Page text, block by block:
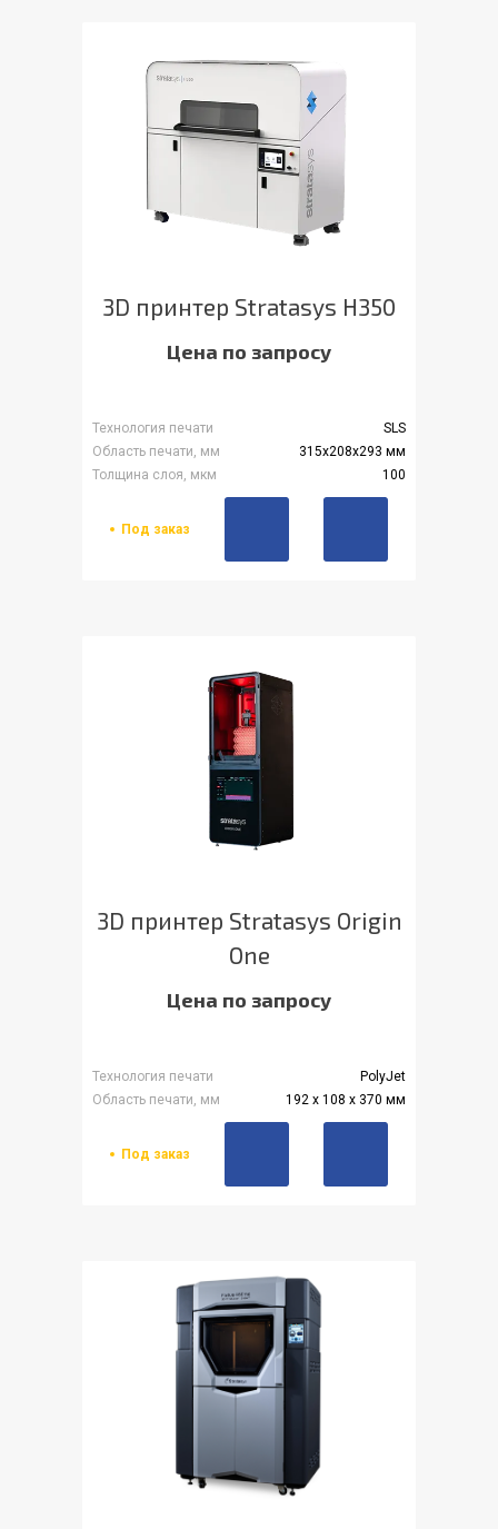
3D принтер Stratasys H350
Цена по запросу
Технология печати
SLS
Область печати, мм
315x208x293 мм
Толщина слоя, мкм
100
Под заказ
3D принтер Stratasys Origin
One
Цена по запросу
Технология печати
PolyJet
Область печати, мм
192 x 108 x 370 мм
Под заказ